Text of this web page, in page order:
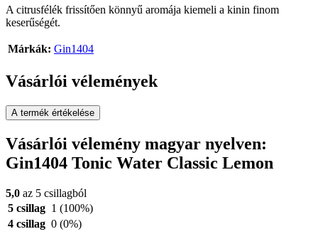
A citrusfélék frissítően könnyű aromája kiemeli a kinin finom
keserűségét.
Márkák: Gin1404
Vásárlói vélemények
A termék értékelése
Vásárlói vélemény magyar nyelven:
Gin1404 Tonic Water Classic Lemon
5,0 az 5 csillagból
5 csillag 1 (100%)
4 csillag 0 (0%)